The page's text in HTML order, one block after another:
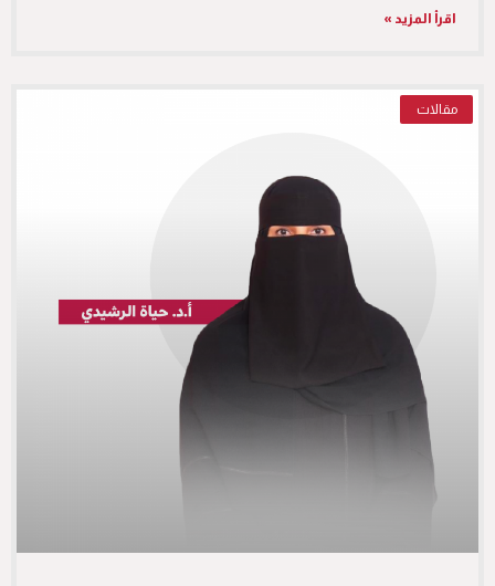
اقرأ المزيد »
مقالات